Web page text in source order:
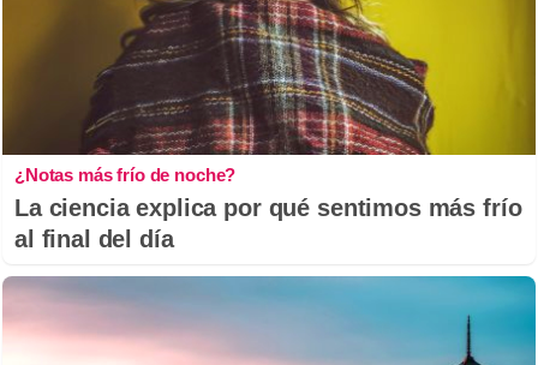
¿Notas más frío de noche?
La ciencia explica por qué sentimos más frío
al final del día